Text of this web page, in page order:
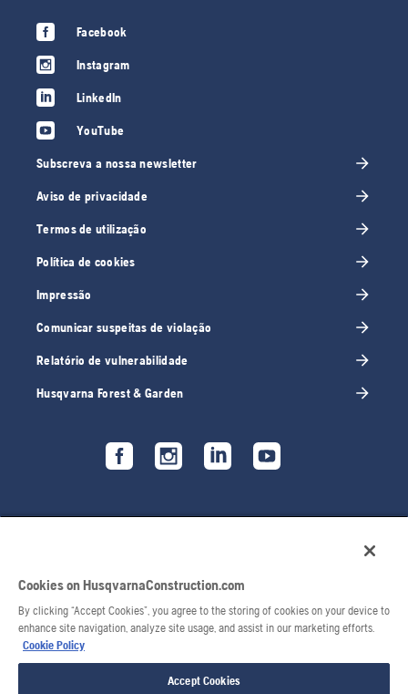
Facebook
Instagram
LinkedIn
YouTube
Subscreva a nossa newsletter
Aviso de privacidade
Termos de utilização
Política de cookies
Impressão
Comunicar suspeitas de violação
Relatório de vulnerabilidade
Husqvarna Forest & Garden
© 2026 Husqvarna AB. Todos os direitos reservados.
Cookies on HusqvarnaConstruction.com
By clicking “Accept Cookies”, you agree to the storing of cookies on your device to
enhance site navigation, analyze site usage, and assist in our marketing efforts.
Cookie Policy
Accept Cookies